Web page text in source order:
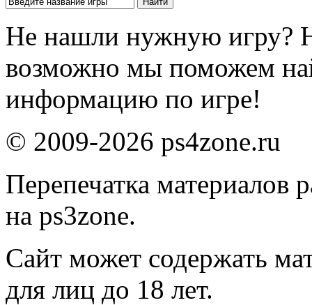
Не нашли нужную игру?
возможно мы поможем
информацию по игре!
© 2009-2026 ps4zone.ru
Перепечатка материалов
на ps3zone.
Сайт может содержать
для лиц до 18 лет.